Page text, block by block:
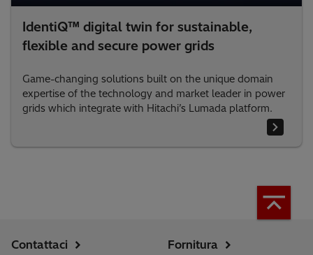
IdentiQ™ digital twin for sustainable,
flexible and secure power grids
Game-changing solutions built on the unique domain
expertise of the technology and market leader in power
grids which integrate with Hitachi’s Lumada platform.
Contattaci
Fornitura